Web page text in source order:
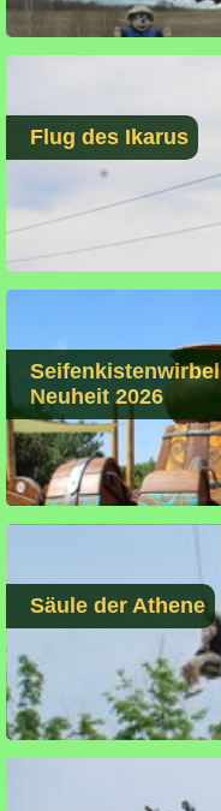
Flug des Ikarus
Seifenkistenwirbel
Neuheit 2026
Säule der Athene